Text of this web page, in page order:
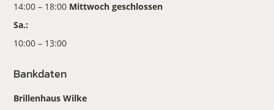
14:00 – 18:00 Mittwoch geschlossen
Sa.:
10:00 – 13:00
Bankdaten
Brillenhaus Wilke